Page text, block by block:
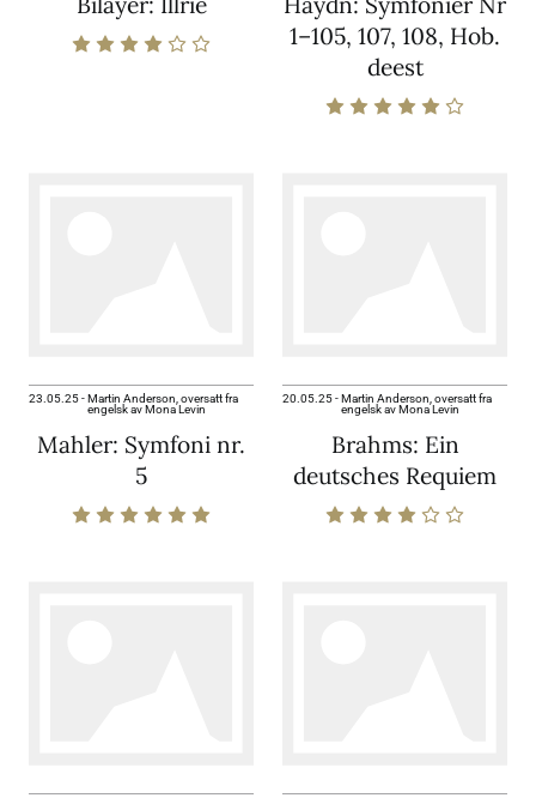
1–105, 107, 108, Hob.
deest
23.05.25-Martin Anderson, oversatt fra
engelsk av Mona Levin
Mahler: Symfoni nr.
5
20.05.25-Martin Anderson, oversatt fra
engelsk av Mona Levin
Brahms: Ein
deutsches Requiem